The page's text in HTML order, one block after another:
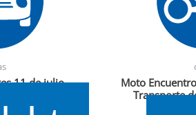
11 de julio
Moto
Transporte